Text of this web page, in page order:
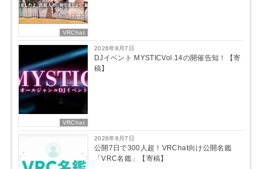
VRChat
VRChat
2026年8月7日
DJイベント MYSTICVol.14の開催告知！【寄
稿】
2026年8月7日
公開7日で300人超！VRChat向け公開名鑑
「VRC名鑑」【寄稿】